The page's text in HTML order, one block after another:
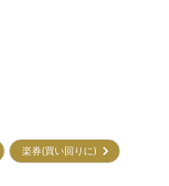
楽券(買い回りに)